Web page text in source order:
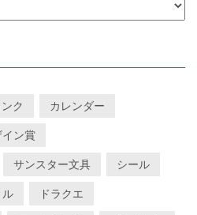
ク カレンダー
ン賞
サンスター文具 シール
ル ドラクエ